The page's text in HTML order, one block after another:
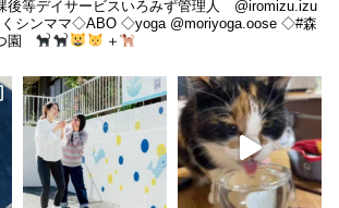
後等デイサービスいろみず管理人 @iromizu.izu
シンママ◇ABO ◇yoga @moriyoga.oose ◇#森
つ園
＋